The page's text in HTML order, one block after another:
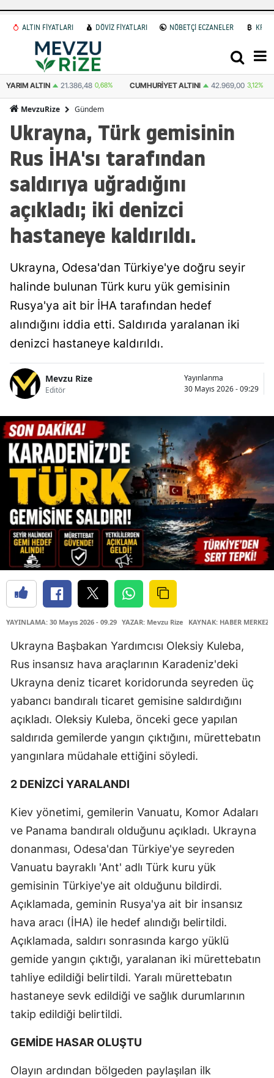
ALTIN FİYATLARI DÖVİZ FİYATLARI NÖBETÇİ ECZANELER
YARIM ALTIN 21.386,48 0,68% CUMHURIYET ALTINI 42.969,00 3,12%
MevzuRize Gündem
Ukrayna, Türk gemisinin
Rus İHA'sı tarafından
saldırıya uğradığını
açıkladı; iki denizci
hastaneye kaldırıldı.
Ukrayna, Odesa'dan Türkiye'ye doğru seyir
halinde bulunan Türk kuru yük gemisinin
Rusya'ya ait bir İHA tarafından hedef
alındığını iddia etti. Saldırıda yaralanan iki
denizci hastaneye kaldırıldı.
Mevzu Rize
Editör
Yayınlanma
30 Mayıs 2026 - 09:29
YAYINLAMA: 30 Mayıs 2026 - 09.29 YAZAR: Mevzu Rize KAYNAK: HABER MERKEZİ
Ukrayna Başbakan Yardımcısı Oleksiy Kuleba,
Rus insansız hava araçlarının Karadeniz'deki
Ukrayna deniz ticaret koridorunda seyreden üç
yabancı bandıralı ticaret gemisine saldırdığını
açıkladı. Oleksiy Kuleba, önceki gece yapılan
saldırıda gemilerde yangın çıktığını, mürettebatın
yangınlara müdahale ettiğini söyledi.
2 DENİZCİ YARALANDI
Kiev yönetimi, gemilerin Vanuatu, Komor Adaları
ve Panama bandıralı olduğunu açıkladı. Ukrayna
donanması, Odesa'dan Türkiye'ye seyreden
Vanuatu bayraklı 'Ant' adlı Türk kuru yük
gemisinin Türkiye'ye ait olduğunu bildirdi.
Açıklamada, geminin Rusya'ya ait bir insansız
hava aracı (İHA) ile hedef alındığı belirtildi.
Açıklamada, saldırı sonrasında kargo yüklü
gemide yangın çıktığı, yaralanan iki mürettebatın
tahliye edildiği belirtildi. Yaralı mürettebatın
hastaneye sevk edildiği ve sağlık durumlarının
takip edildiği belirtildi.
GEMİDE HASAR OLUŞTU
Olayın ardından bölgeden paylaşılan ilk